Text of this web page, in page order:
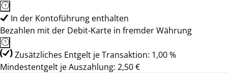
In der Kontoführung enthalten
Bezahlen mit der Debit-Karte in fremder Währung
Zusätzliches Entgelt je Transaktion: 1,00 %
Mindestentgelt je Auszahlung: 2,50 €